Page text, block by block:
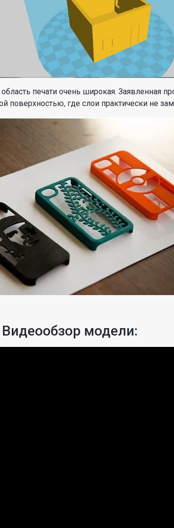
печати очень широкая. Заявленная
поверхностью, где слои практически не
Видеообзор модели: